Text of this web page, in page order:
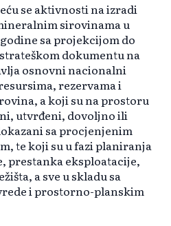
se aktivnosti na izradi
sirovinama u
sa projekcijom do
dokumentu na
osnovni nacionalni
rezervama i
a koji su na prostoru
utvrđeni, dovoljno ili
sa procjenjenim
te koji su u fazi planiranja
prestanka eksploatacije,
a sve u skladu sa
i prostorno-planskim